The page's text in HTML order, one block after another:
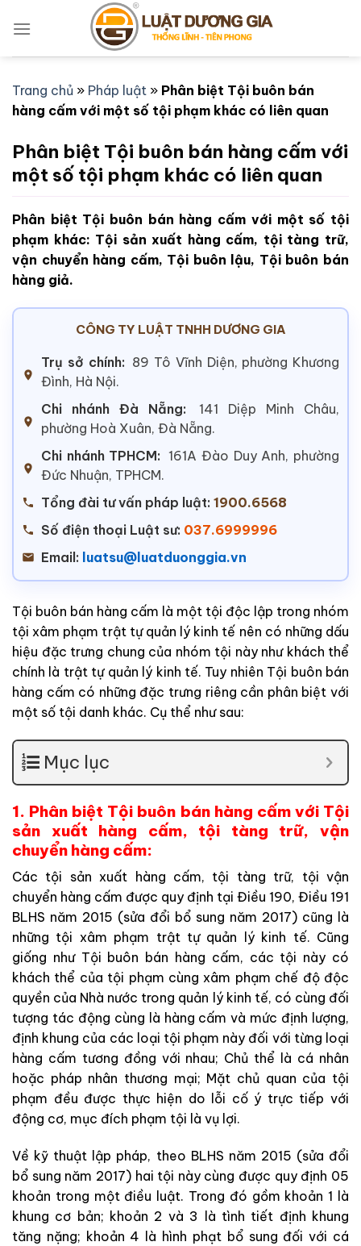
qua
Trang chủ » Pháp luật » Phân biệt Tội buôn bán
hàng cấm với một số tội phạm khác có liên quan
Phân biệt Tội buôn bán hàng cấm với
một số tội phạm khác có liên quan
Phân biệt Tội buôn bán hàng cấm với một số tội
phạm khác: Tội sản xuất hàng cấm, tội tàng trữ,
vận chuyển hàng cấm, Tội buôn lậu, Tội buôn bán
hàng giả.
CÔNG TY LUẬT TNHH DƯƠNG GIA
Trụ sở chính: 89 Tô Vĩnh Diện, phường Khương
Đình, Hà Nội.
Chi nhánh Đà Nẵng:
141 Diệp Minh Châu,
phường Hoà Xuân, Đà Nẵng.
Chi nhánh TPHCM: 161A Đào Duy Anh, phường
Đức Nhuận, TPHCM.
Tổng đài tư vấn pháp luật: 1900.6568
Số điện thoại Luật sư: 037.6999996
Email: luatsu@luatduonggia.vn
Tội buôn bán hàng cấm là một tội độc lập trong nhóm
tội xâm phạm trật tự quản lý kinh tế nên có những dấu
hiệu đặc trưng chung của nhóm tội này như khách thể
chính là trật tự quản lý kinh tế. Tuy nhiên Tội buôn bán
hàng cấm có những đặc trưng riêng cần phân biệt với
một số tội danh khác. Cụ thể như sau:
Mục lục
1. Phân biệt Tội buôn bán hàng cấm với Tội
sản xuất hàng cấm, tội tàng trữ, vận
chuyển hàng cấm:
Các tội sản xuất hàng cấm, tội tàng trữ, tội vận
chuyển hàng cấm được quy định tại Điều 190, Điều 191
BLHS năm 2015 (sửa đổi bổ sung năm 2017) cũng là
những tội xâm phạm trật tự quản lý kinh tế. Cũng
giống như Tội buôn bán hàng cấm, các tội này có
khách thể của tội phạm cùng xâm phạm chế độ độc
quyền của Nhà nước trong quản lý kinh tế, có cùng đối
tượng tác động cùng là hàng cấm và mức định lượng,
định khung của các loại tội phạm này đối với từng loại
hàng cấm tương đồng với nhau; Chủ thể là cá nhân
hoặc pháp nhân thương mại; Mặt chủ quan của tội
phạm đều được thực hiện do lỗi cố ý trực tiếp với
động cơ, mục đích phạm tội là vụ lợi.
Về kỹ thuật lập pháp, theo BLHS năm 2015 (sửa đổi
bổ sung năm 2017) hai tội này cùng được quy định 05
khoản trong một điều luật. Trong đó gồm khoản 1 là
khung cơ bản; khoản 2 và 3 là tình tiết định khung
tăng nặng; khoản 4 là hình phạt bổ sung đối với cá